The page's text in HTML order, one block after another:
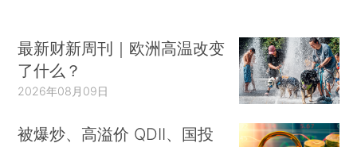
最新财新周刊｜欧洲高温改变
了什么？
2026年08月09日
被爆炒、高溢价 QDII、国投